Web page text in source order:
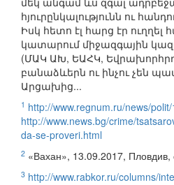
հյուրընկալությունն ու
Իսկ հետո էլ հարց էր ուղղել
կատարում միջազգային
(ՄԱԿ ԱԽ, ԵԱՀԿ,
բանաձևերն ու ինչու չեն
Արցախից...
1 http://www.regnum.ru/news/
http://www.news.bg/crime/
da-se-proveri.html
2 «Вахан», 13.09.2017, Пловдив,
3 http://www.rabkor.ru/columns/